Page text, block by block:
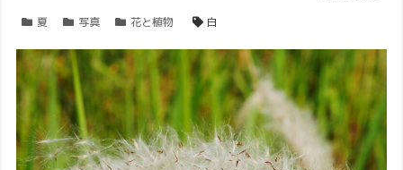
夏 写真 花と植物 白